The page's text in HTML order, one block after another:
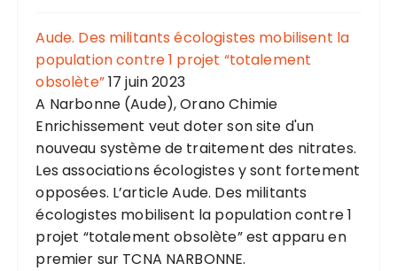
Aude. Des militants écologistes mobilisent la
population contre 1 projet “totalement
obsolète”17 juin 2023
A Narbonne (Aude), Orano Chimie
Enrichissement veut doter son site d'un
nouveau système de traitement des nitrates.
Les associations écologistes y sont fortement
opposées. L’article Aude. Des militants
écologistes mobilisent la population contre 1
projet “totalement obsolète” est apparu en
premier sur TCNA NARBONNE.